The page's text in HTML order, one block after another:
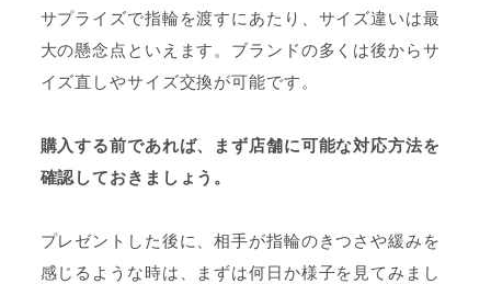
サプライズで指輪を渡すにあたり、サイズ違いは最
大の懸念点といえます。ブランドの多くは後からサ
イズ直しやサイズ交換が可能です。
購入する前であれば、まず店舗に可能な対応方法を
確認しておきましょう。
プレゼントした後に、相手が指輪のきつさや緩みを
感じるような時は、まずは何日か様子を見てみまし